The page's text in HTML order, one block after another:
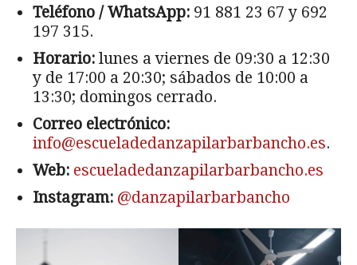
Teléfono / WhatsApp: 91 881 23 67 y 692
197 315.
Horario: lunes a viernes de 09:30 a 12:30
y de 17:00 a 20:30; sábados de 10:00 a
13:30; domingos cerrado.
Correo electrónico:
info@escueladedanzapilarbarbancho.es.
Web: escueladedanzapilarbarbancho.es
Instagram: @danzapilarbarbancho